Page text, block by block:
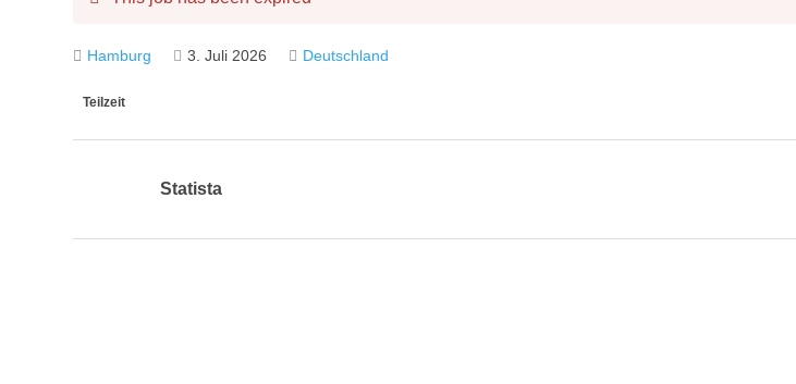
Hamburg 3. Juli 2026 Deutschland
Teilzeit
Statista